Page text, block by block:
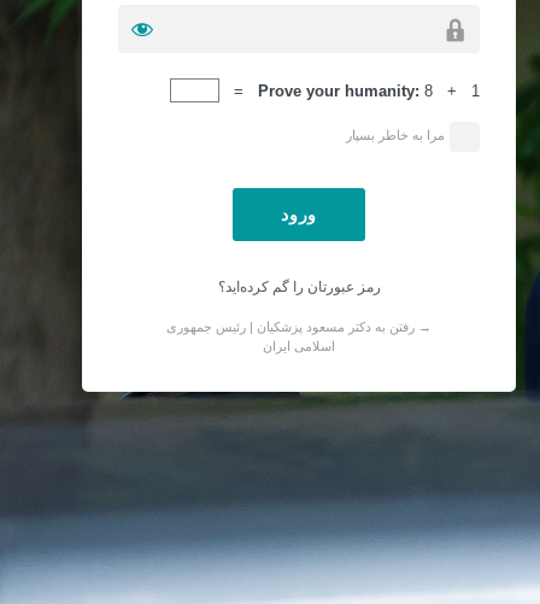
ورود Prove your humanity: 8 + 1 =
مرا به خاطر بسپار
رمز عبورتان را گم کرده‌اید؟
→ رفتن به دکتر مسعود پزشکیان | رئیس جمهوری
اسلامی ایران